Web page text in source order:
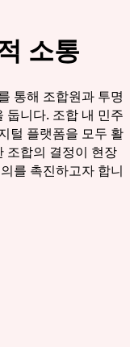
소통
통해 조합원과 투명
둡니다. 조합 내 민주
털 플랫폼을 모두 활
조합의 결정이 현장
를 촉진하고자 합니